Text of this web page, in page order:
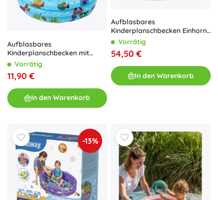
Aufblasbares
Kinderplanschbecken mit
weichem Boden KRUZZEL
Vorrätig
11,90 €
In den Warenkorb
Aufblasbares
Kinderplanschbecken Einhorn
mit Sprühfunktion
Vorrätig
54,50 €
In den Warenkorb
-13%